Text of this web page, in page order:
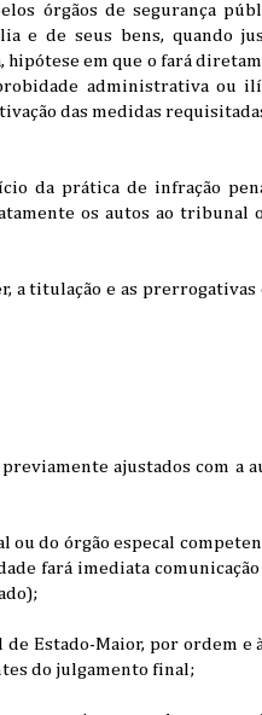
órgãos de segurança
e de seus bens, quando
em que o fará
administrativa ou
das medidas
da prática de infração
os autos ao tribunal
a titulação e as
ajustados com a
do órgão especal
fará imediata
Estado-Maior, por ordem
do julgamento final;